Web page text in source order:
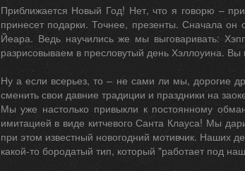
Приближается Новый Год! Нет, что я говорю –
принесет подарки. Точнее, презенты. Сначала
Йеара. Ведь научились же мы выговаривать:
разрисовываем в пресловутый день Хэллоуина.
Ну а если всерьез, то – не сами ли мы, дорогие
сменить свои давние традиции и праздники на
Мы уже настолько привыкли к постоянному
имитацией в виде китчевого Санта Клауса! Мы
при этом известный новогодний мотивчик. Наших
какой-то бородатый тип, который "работает под